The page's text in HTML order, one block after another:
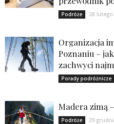
Podróże 28 lutego
Organizacja
Poznaniu –
zachwyci
Porady podróżnicze
Madera zimą
Podróże 29